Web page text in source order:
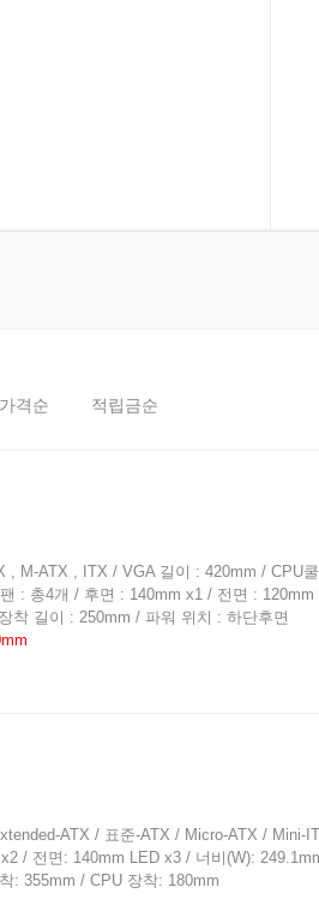
격순 적립금순
, M-ATX , ITX / VGA 길이 : 420mm / CPU
: 총4개 / 후면 : 140mm x1 / 전면 :
착 길이 : 250mm / 파워 위치 : 하단후면
ATX / 표준-ATX / Micro-ATX / Mini-
/ 전면: 140mm LED x3 / 너비(W):
: 355mm / CPU 장착: 180mm